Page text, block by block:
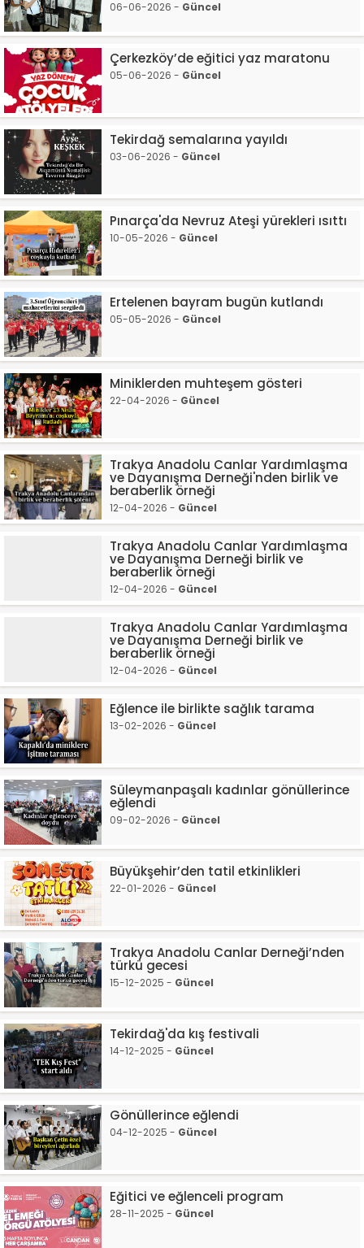
06-06-2026 - Güncel
Çerkezköy’de eğitici yaz maratonu
05-06-2026 - Güncel
Tekirdağ semalarına yayıldı
03-06-2026 - Güncel
Pınarça'da Nevruz Ateşi yürekleri ısıttı
10-05-2026 - Güncel
Ertelenen bayram bugün kutlandı
05-05-2026 - Güncel
Miniklerden muhteşem gösteri
22-04-2026 - Güncel
Trakya Anadolu Canlar Yardımlaşma
ve Dayanışma Derneği'nden birlik ve
beraberlik örneği
12-04-2026 - Güncel
Trakya Anadolu Canlar Yardımlaşma
ve Dayanışma Derneği birlik ve
beraberlik örneği
12-04-2026 - Güncel
Trakya Anadolu Canlar Yardımlaşma
ve Dayanışma Derneği birlik ve
beraberlik örneği
12-04-2026 - Güncel
Eğlence ile birlikte sağlık tarama
13-02-2026 - Güncel
Süleymanpaşalı kadınlar gönüllerince
eğlendi
09-02-2026 - Güncel
Büyükşehir’den tatil etkinlikleri
22-01-2026 - Güncel
Trakya Anadolu Canlar Derneği’nden
türkü gecesi
15-12-2025 - Güncel
Tekirdağ'da kış festivali
14-12-2025 - Güncel
Gönüllerince eğlendi
04-12-2025 - Güncel
Eğitici ve eğlenceli program
28-11-2025 - Güncel